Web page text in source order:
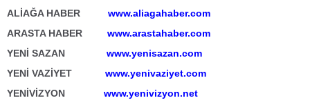
ALİAĞA HABER www.aliagahaber.com
ARASTA HABER www.arastahaber.com
YENİ SAZAN www.yenisazan.com
YENİ VAZİYET www.yenivaziyet.com
YENİVİZYON www.yenivizyon.net